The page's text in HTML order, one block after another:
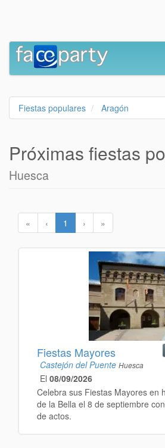
Fiestas populares Aragón
Próximas fiestas
Huesca
« ‹ 1 › »
Fiestas Mayores
Castejón del Puente Huesca
El 08/09/2026
Celebra sus Fiestas Mayores en
de la Bella el 8 de septiembre
de actos.